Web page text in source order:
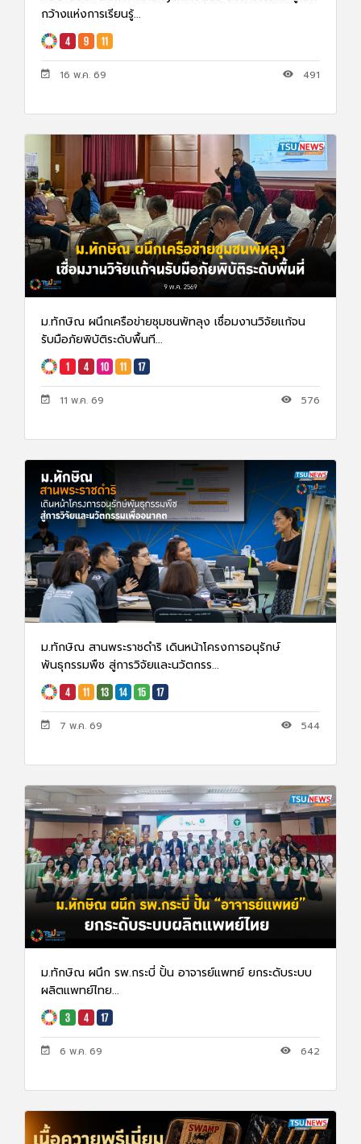
กว้างแห่งการเรียนรู้...
16 พ.ค. 69 491
ม.ทักษิณ ผนึกเครือข่ายชุมชนพัทลุง เชื่อมงานวิจัยเเก้จน
รับมือภัยพิบัติระดับพื้นที...
11 พ.ค. 69 576
ม.ทักษิณ สานพระราชดำริ เดินหน้าโครงการอนุรักษ์
พันธุกรรมพืช สู่การวิจัยและนวัตกรร...
7 พ.ค. 69 544
ม.ทักษิณ ผนึก รพ.กระบี่ ปั้น อาจารย์แพทย์ ยกระดับระบบ
ผลิตแพทย์ไทย...
6 พ.ค. 69 642